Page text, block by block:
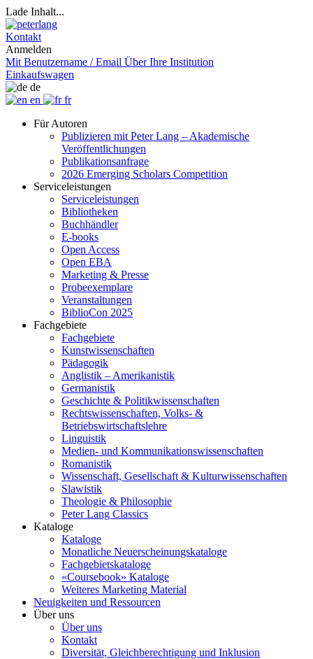
Lade Inhalt...
Kontakt
Anmelden
Mit Benutzername / Email Über Ihre Institution
Einkaufswagen
de
en
fr
Für Autoren
Publizieren mit Peter Lang – Akademische
Veröffentlichungen
Publikationsanfrage
2026 Emerging Scholars Competition
Serviceleistungen
Serviceleistungen
Bibliotheken
Buchhändler
E-books
Open Access
Open EBA
Marketing & Presse
Probeexemplare
Veranstaltungen
BiblioCon 2025
Fachgebiete
Fachgebiete
Kunstwissenschaften
Pädagogik
Anglistik – Amerikanistik
Germanistik
Geschichte & Politikwissenschaften
Rechtswissenschaften, Volks- &
Betriebswirtschaftslehre
Linguistik
Medien- und Kommunikationswissenschaften
Romanistik
Wissenschaft, Gesellschaft & Kulturwissenschaften
Slawistik
Theologie & Philosophie
Peter Lang Classics
Kataloge
Kataloge
Monatliche Neuerscheinungskataloge
Fachgebietskataloge
«Coursebook» Kataloge
Weiteres Marketing Material
Neuigkeiten und Ressourcen
Über uns
Über uns
Kontakt
Diversität, Gleichberechtigung und Inklusion